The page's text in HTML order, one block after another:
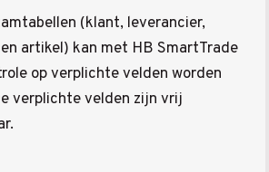
(klant, leverancier,
artikel) kan met HB SmartTrade
op verplichte velden worden
verplichte velden zijn vrij